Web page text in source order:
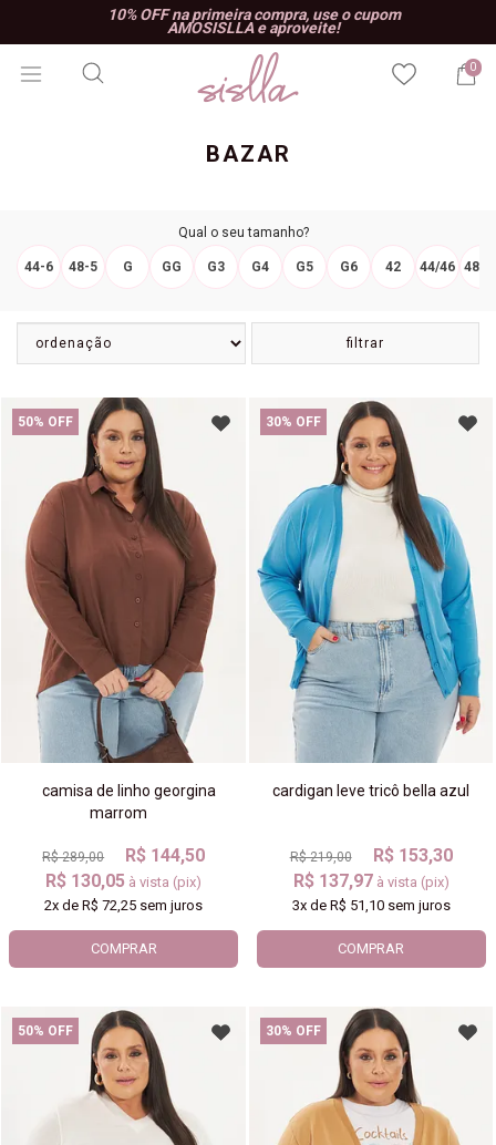
10% OFF na primeira compra, use o cupom
AMOSISLLA e aproveite!
0
BAZAR
Qual o seu tamanho?
44-6 48-5 G GG G3 G4 G5 G6 42 44/46 48/
filtrar
50% OFF
camisa de linho georgina
marrom
R$ 289,00
R$ 144,50
R$ 130,05 à vista (pix)
2x deR$ 72,25 sem juros
COMPRAR
30% OFF
cardigan leve tricô bella azul
R$ 219,00
R$ 153,30
R$ 137,97 à vista (pix)
3xde R$ 51,10sem juros
COMPRAR
50% OFF 30% OFF